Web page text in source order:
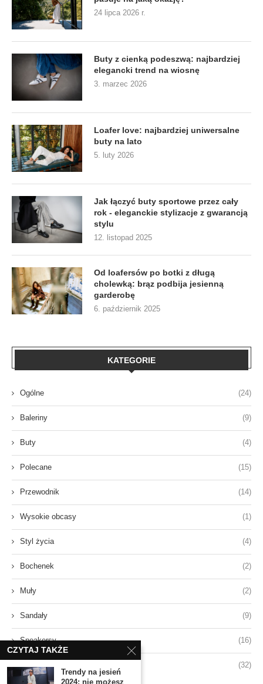
24 lipca 2026 r.
Buty z cienką podeszwą: najbardziej
elegancki trend na wiosnę
3. marzec 2026
Loafer love: najbardziej uniwersalne
buty na lato
5. luty 2026
Jak łączyć buty sportowe przez cały
rok - eleganckie stylizacje z gwarancją
stylu
12. listopad 2025
Od loafersów po botki z długą
cholewką: brąz podbija jesienną
garderobę
6. październik 2025
KATEGORIE
Ogólne (24)
Baleriny (9)
Buty (4)
Polecane (15)
Przewodnik (14)
Wysokie obcasy (1)
Styl życia (4)
Bochenek (2)
Muły (2)
Sandały (9)
Sneakersy (16)
(32)
CZYTAJ TAKŻE
Trendy na jesień
2024: nie możesz